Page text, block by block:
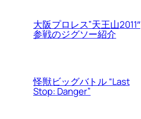
大阪プロレス”天王山2011″
参戦のジグソー紹介
怪獣ビッグバトル “Last
Stop: Danger”